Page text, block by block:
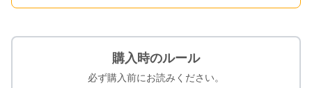
購入時のルール
必ず購入前にお読みください。